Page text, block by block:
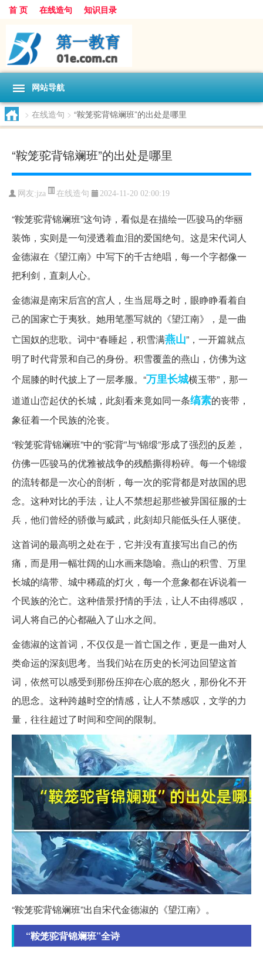
首 页 在线造句 知识目录
网站导航
> 在线造句 > “鞍笼驼背锦斓班”的出处是哪里
“鞍笼驼背锦斓班”的出处是哪里
网友:jza 在线造句 2024-11-20 02:00:19
“鞍笼驼背锦斓班”这句诗，看似是在描绘一匹骏马的华丽
装饰，实则是一句浸透着血泪的爱国绝句。这是宋代词人
金德淑在《望江南》中写下的千古绝唱，每一个字都像一
把利剑，直刺人心。
金德淑是南宋后宫的宫人，生当屈辱之时，眼睁睁看着自
己的国家亡于夷狄。她用笔墨写就的《望江南》，是一曲
亡国奴的悲歌。词中“春睡起，积雪满燕山”，一开篇就点
明了时代背景和自己的身份。积雪覆盖的燕山，仿佛为这
个屈膝的时代披上了一层孝服。“万里长城横玉带”，那一
道道山峦起伏的长城，此刻看来竟如同一条缟素的丧带，
象征着一个民族的沦丧。
“鞍笼驼背锦斓班”中的“驼背”与“锦缎”形成了强烈的反差，
仿佛一匹骏马的优雅被战争的残酷撕得粉碎。每一个锦缎
的流转都是一次心的剖析，每一次的驼背都是对故国的思
念。这种对比的手法，让人不禁想起那些被异国征服的士
兵，他们曾经的骄傲与威武，此刻却只能低头任人驱使。
这首词的最高明之处在于，它并没有直接写出自己的伤
痛，而是用一幅壮阔的山水画来隐喻。燕山的积雪、万里
长城的缟带、城中稀疏的灯火，每一个意象都在诉说着一
个民族的沦亡。这种借景抒情的手法，让人不由得感叹，
词人将自己的心都融入了山水之间。
金德淑的这首词，不仅仅是一首亡国之作，更是一曲对人
类命运的深刻思考。当我们站在历史的长河边回望这首
词，依然可以感受到那份压抑在心底的怒火，那份化不开
的思念。这种跨越时空的情感，让人不禁感叹，文学的力
量，往往超过了时间和空间的限制。
“鞍笼驼背锦斓班”出自宋代金德淑的《望江南》。
“鞍笼驼背锦斓班”全诗